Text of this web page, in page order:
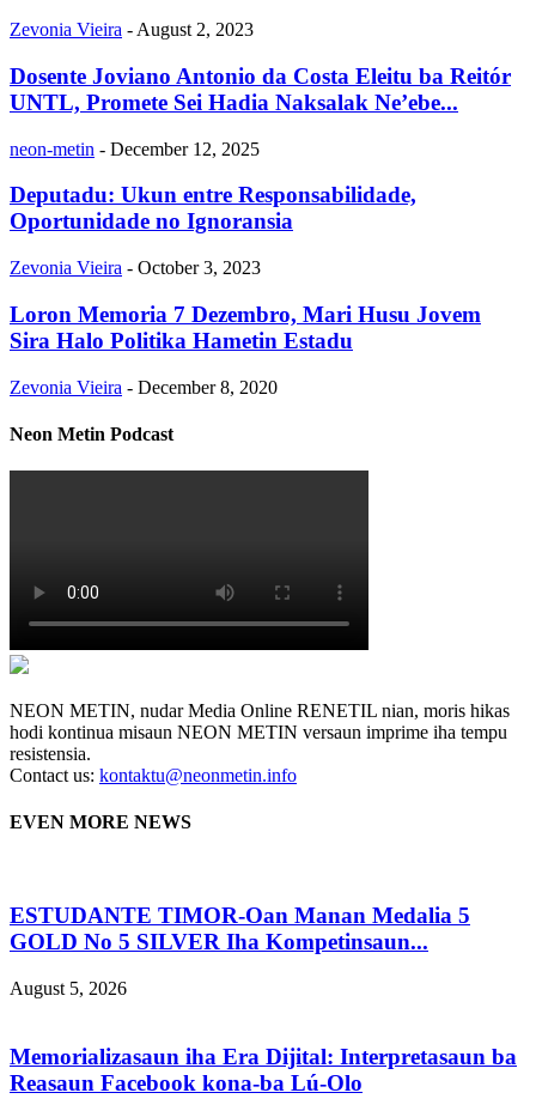
Zevonia Vieira - August 2, 2023
Dosente Joviano Antonio da Costa Eleitu ba Reitór
UNTL, Promete Sei Hadia Naksalak Ne’ebe...
neon-metin - December 12, 2025
Deputadu: Ukun entre Responsabilidade,
Oportunidade no Ignoransia
Zevonia Vieira - October 3, 2023
Loron Memoria 7 Dezembro, Mari Husu Jovem
Sira Halo Politika Hametin Estadu
Zevonia Vieira - December 8, 2020
Neon Metin Podcast
NEON METIN, nudar Media Online RENETIL nian, moris hikas
hodi kontinua misaun NEON METIN versaun imprime iha tempu
resistensia.
Contact us: kontaktu@neonmetin.info
EVEN MORE NEWS
ESTUDANTE TIMOR-Oan Manan Medalia 5
GOLD No 5 SILVER Iha Kompetinsaun...
August 5, 2026
Memorializasaun iha Era Dijital: Interpretasaun ba
Reasaun Facebook kona-ba Lú-Olo